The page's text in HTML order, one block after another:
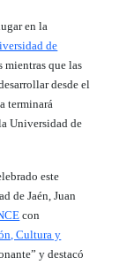
en la
de
mientras que las
desde el
terminará
Universidad de
este
de Jaén, Juan
con
Cultura y
y destacó